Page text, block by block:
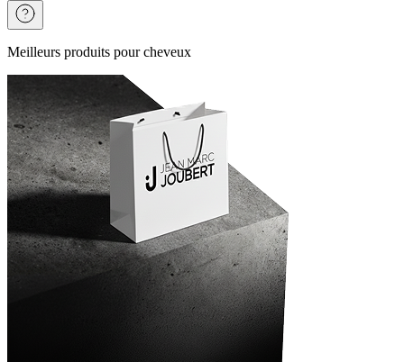
Meilleurs produits pour cheveux